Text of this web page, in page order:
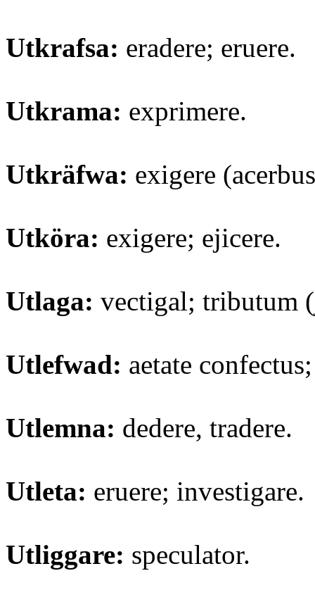
Utkrafsa: eradere; eruere.
Utkrama: exprimere.
Utkräfwa: exigere
Utköra: exigere; ejicere.
Utlaga: vectigal; tributum
Utlefwad: aetate
Utlemna: dedere, tradere.
Utleta: eruere; investigare.
Utliggare: speculator.